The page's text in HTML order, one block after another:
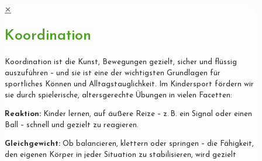
✕
Koordination
Koordination ist die Kunst, Bewegungen gezielt, sicher und flüssig
auszuführen – und sie ist eine der wichtigsten Grundlagen für
sportliches Können und Alltagstauglichkeit. Im Kindersport fördern wir
sie durch spielerische, altersgerechte Übungen in vielen Facetten:
Reaktion: Kinder lernen, auf äußere Reize – z. B. ein Signal oder einen
Ball – schnell und gezielt zu reagieren.
Gleichgewicht: Ob balancieren, klettern oder springen – die Fähigkeit,
den eigenen Körper in jeder Situation zu stabilisieren, wird gezielt